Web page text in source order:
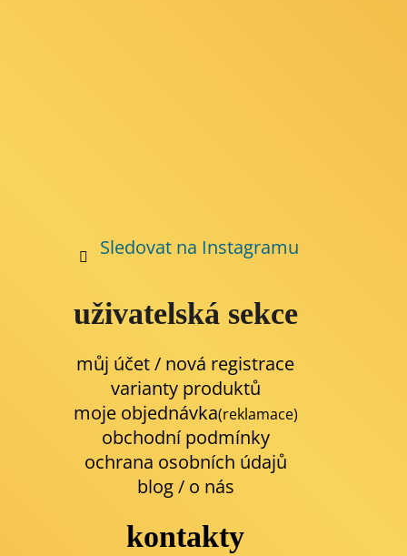
Sledovat na Instagramu
uživatelská sekce
můj účet / nová registrace
varianty produktů
moje objednávka(reklamace)
obchodní podmínky
ochrana osobních údajů
blog/ o nás
kontakty